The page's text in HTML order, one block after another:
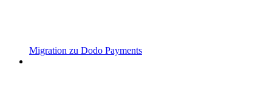
Migration zu Dodo Payments